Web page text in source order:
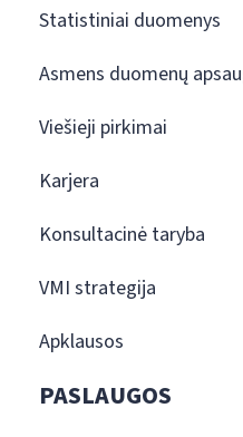
Statistiniai duomenys
Asmens duomenų
Viešieji pirkimai
Karjera
Konsultacinė taryba
VMI strategija
Apklausos
PASLAUGOS